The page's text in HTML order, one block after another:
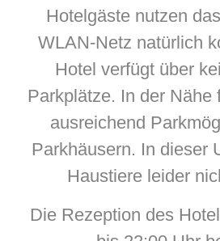
Hotelgäste nutzen
WLAN-Netz natürlich
Hotel verfügt über
Parkplätze. In der Nähe
ausreichend
Parkhäusern. In dieser
Haustiere leider
Die Rezeption des